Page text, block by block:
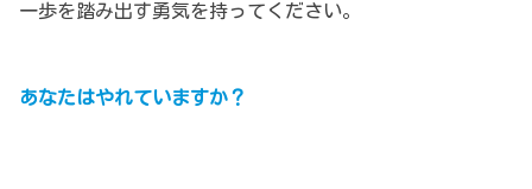
一歩を踏み出す勇気を持ってください。
あなたはやれていますか？